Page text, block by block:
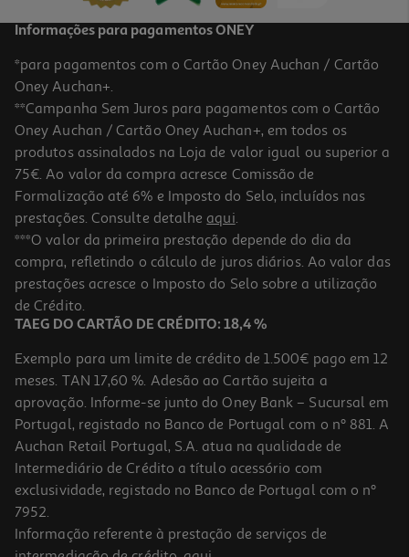
Tábua Corte Actuel Pega Tamanho S 28x14x1.5cm
6.99 €/un
6,99 €
-11%
Informações para pagamentos ONEY
*para pagamentos com o Cartão Oney Auchan / Cartão
Oney Auchan+.
**Campanha Sem Juros para pagamentos com o Cartão
Oney Auchan / Cartão Oney Auchan+, em todos os
produtos assinalados na Loja de valor igual ou superior a
75€. Ao valor da compra acresce Comissão de
Formalização até 6% e Imposto do Selo, incluídos nas
prestações. Consulte detalhe aqui.
***O valor da primeira prestação depende do dia da
compra, refletindo o cálculo de juros diários. Ao valor das
prestações acresce o Imposto do Selo sobre a utilização
de Crédito.
TAEG DO CARTÃO DE CRÉDITO: 18,4 %
Exemplo para um limite de crédito de 1.500€ pago em 12
meses. TAN 17,60 %. Adesão ao Cartão sujeita a
aprovação. Informe-se junto do Oney Bank – Sucursal em
Portugal, registado no Banco de Portugal com o nº 881. A
Auchan Retail Portugal, S.A. atua na qualidade de
Intermediário de Crédito a título acessório com
exclusividade, registado no Banco de Portugal com o nº
7952.
Informação referente à prestação de serviços de